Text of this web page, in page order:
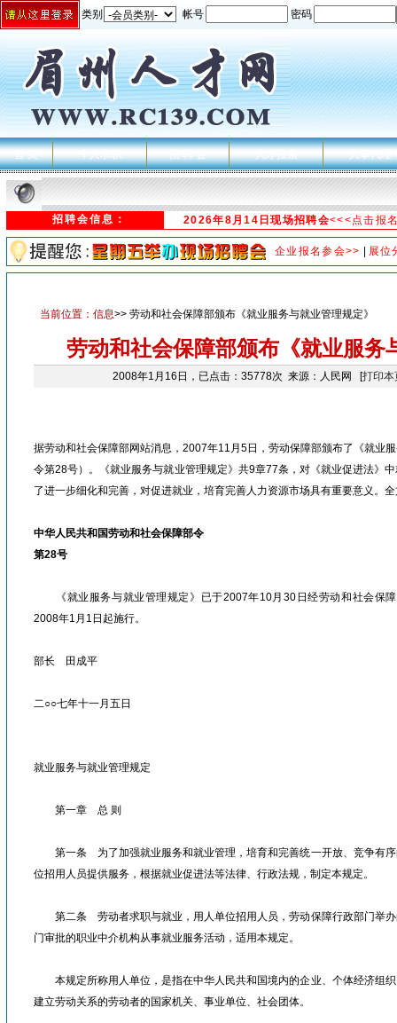
类别 帐号 密码
首 页 个人求职 招 聘 会 人才搜索 人事代理
招聘会信息： 2026年8月14日现场招聘会<<<点击报
企业报名参会>> 展位
当前位置： 信息>> 劳动和社会保障部颁布《就业服务与就业管理规定》
劳动和社会保障部颁布《就业服务
2008年1月16日，已点击：35778次 来源：人民网 [打印本
据劳动和社会保障部网站消息，2007年11月5日，劳动保障部颁布了《就业
令第28号）。《就业服务与就业管理规定》共9章77条，对《就业促进法》
了进一步细化和完善，对促进就业，培育完善人力资源市场具有重要意义。
中华人民共和国劳动和社会保障部令
第28号
《就业服务与就业管理规定》已于2007年10月30日经劳动和社会保
2008年1月1日起施行。
部长 田成平
二○○七年十一月五日
就业服务与就业管理规定
第一章 总 则
第一条 为了加强就业服务和就业管理，培育和完善统一开放、竞争有序
位招用人员提供服务，根据就业促进法等法律、行政法规，制定本规定。
第二条 劳动者求职与就业，用人单位招用人员，劳动保障行政部门举办
门审批的职业中介机构从事就业服务活动，适用本规定。
本规定所称用人单位，是指在中华人民共和国境内的企业、个体经济组织
建立劳动关系的劳动者的国家机关、事业单位、社会团体。